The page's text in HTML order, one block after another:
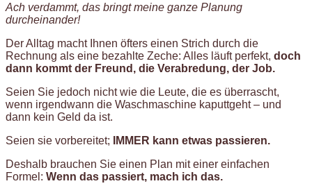
Ach verdammt, das bringt meine ganze Planung
durcheinander!
Der Alltag macht Ihnen öfters einen Strich durch die
Rechnung als eine bezahlte Zeche: Alles läuft perfekt, doch
dann kommt der Freund, die Verabredung, der Job.
Seien Sie jedoch nicht wie die Leute, die es überrascht,
wenn irgendwann die Waschmaschine kaputtgeht – und
dann kein Geld da ist.
Seien sie vorbereitet;
IMMER kann etwas passieren.
Deshalb brauchen Sie einen Plan mit einer einfachen
Formel: Wenn das passiert, mach ich das.